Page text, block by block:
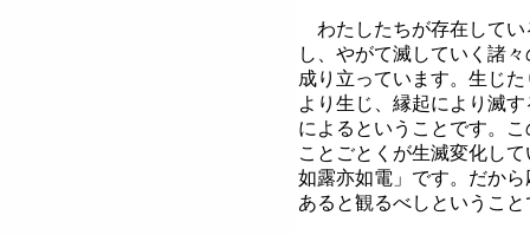
わたしたちが存在してい
し、やがて滅していく諸
成り立っています。生じ
より生じ、縁起により滅
によるということです。
ことごとくが生滅変化し
如露亦如電」です。だか
あると観るべしということ